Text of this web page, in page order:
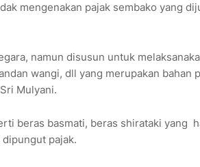
mengenakan pajak sembako yang
namun disusun untuk
wangi, dll yang merupakan bahan
Mulyani.
beras basmati, beras shirataki yang
pajak.